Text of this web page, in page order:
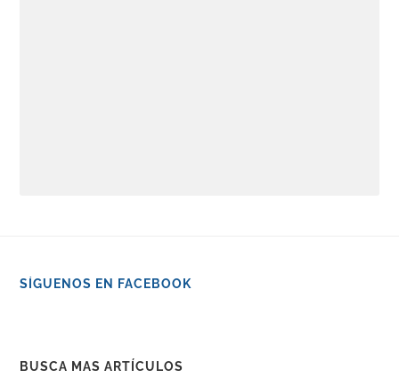
SÍGUENOS EN FACEBOOK
BUSCA MAS ARTÍCULOS